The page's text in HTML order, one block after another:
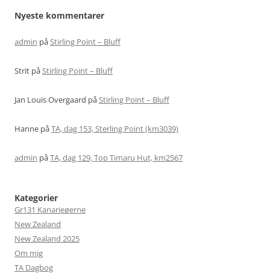
Nyeste kommentarer
admin påStirling Point – Bluff
Strit påStirling Point – Bluff
Jan Louis Overgaard påStirling Point – Bluff
Hanne påTA, dag 153, Sterling Point (km3039)
admin påTA, dag 129, Top Timaru Hut, km2567
Kategorier
Gr131 Kanarieøerne
New Zealand
New Zealand 2025
Om mig
TA Dagbog